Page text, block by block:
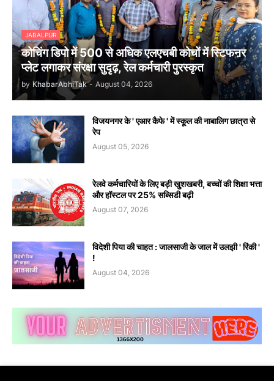
JABALPUR
कोचिंग डिपो में 500 से अधिक एलएचबी कोचों में स्टिफऩर
प्लेट लगाकर संरक्षा सुदृढ़, रेल कर्मचारी पुरस्कृत
by KhabarAbhiTak - August 04, 2026
विजयनगर के ' एआर कैफे ' में स्कूल की नाबालिग छात्रा से
रेप
August 05, 2026
रेलवे कर्मचारियों के लिए बड़ी खुशखबरी, बच्चों की शिक्षा भत्ता
और हॉस्टल पर 25% सब्सिडी बढ़ी
August 07, 2026
विदेशी पिया की चाहत : जालसाजी के जाल में उलझी ' रिंकी '
!
August 04, 2026